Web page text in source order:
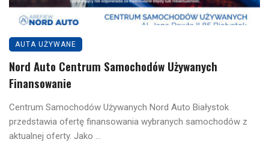
AUTA UŻYWANE
Nord Auto Centrum Samochodów Używanych
Finansowanie
Centrum Samochodów Używanych Nord Auto Białystok
przedstawia ofertę finansowania wybranych samochodów z
aktualnej oferty. Jako ...